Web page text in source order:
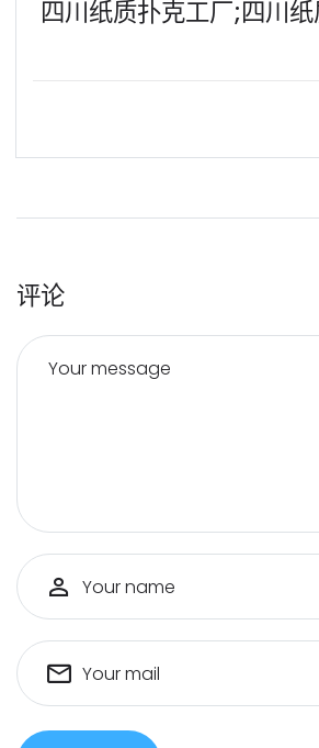
四川纸质扑克工厂;四川
评论
Your message
Your name
Your mail